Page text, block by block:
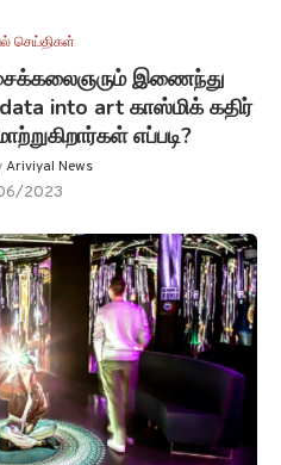
செய்திகள்
இணைந்து
into art காஸ்மிக் கதிர்
எப்படி?
Ariviyal News
2023